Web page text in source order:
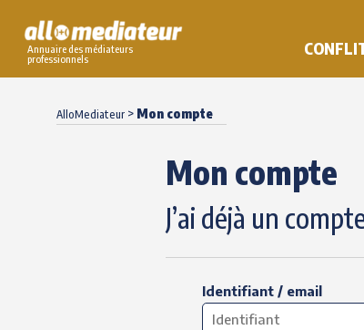
Annuaire des médiateurs
professionnels
AlloMediateur > Mon compte
Mon compte
J’ai déjà un
Identifiant / email